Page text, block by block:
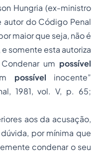
Hungria (ex-ministro
autor do Código Penal
maior que seja, não é
e somente esta autoriza
um possível
possível
inocente”
1981, vol. V, p. 65;
aos da acusação,
por mínima que
condenar o seu